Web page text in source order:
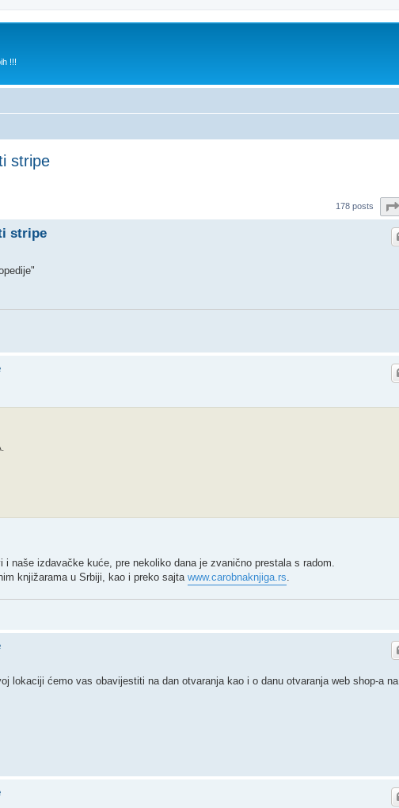
!!!
stripe
178 posts
stripe
naše izdavačke kuće, pre nekoliko dana je zvanično prestala s radom.
knjižarama u Srbiji, kao i preko sajta www.carobnaknjiga.rs
lokaciji ćemo vas obavijestiti na dan otvaranja kao i o danu otvaranja web shop-a na